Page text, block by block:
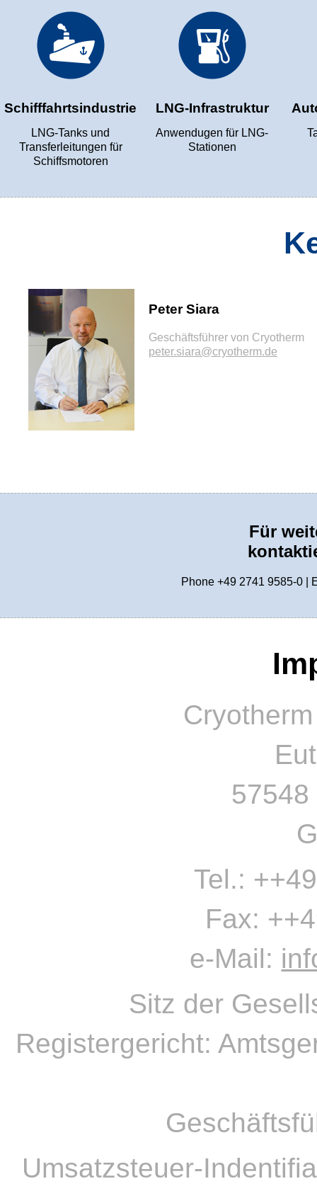
Schifffahrtsindustrie
LNG-Tanks und
Transferleitungen für
Schiffsmotoren
LNG-Infrastruktur
Anwendugen für LNG-
Stationen
Peter Siara
Geschäftsführer von Cryotherm
peter.siara@cryotherm.de
Für
Phone +49 2741 9585-0 |
Tel.:
Fax:
e-Mail:
Sitz der
Registergericht:
Umsatzsteuer-